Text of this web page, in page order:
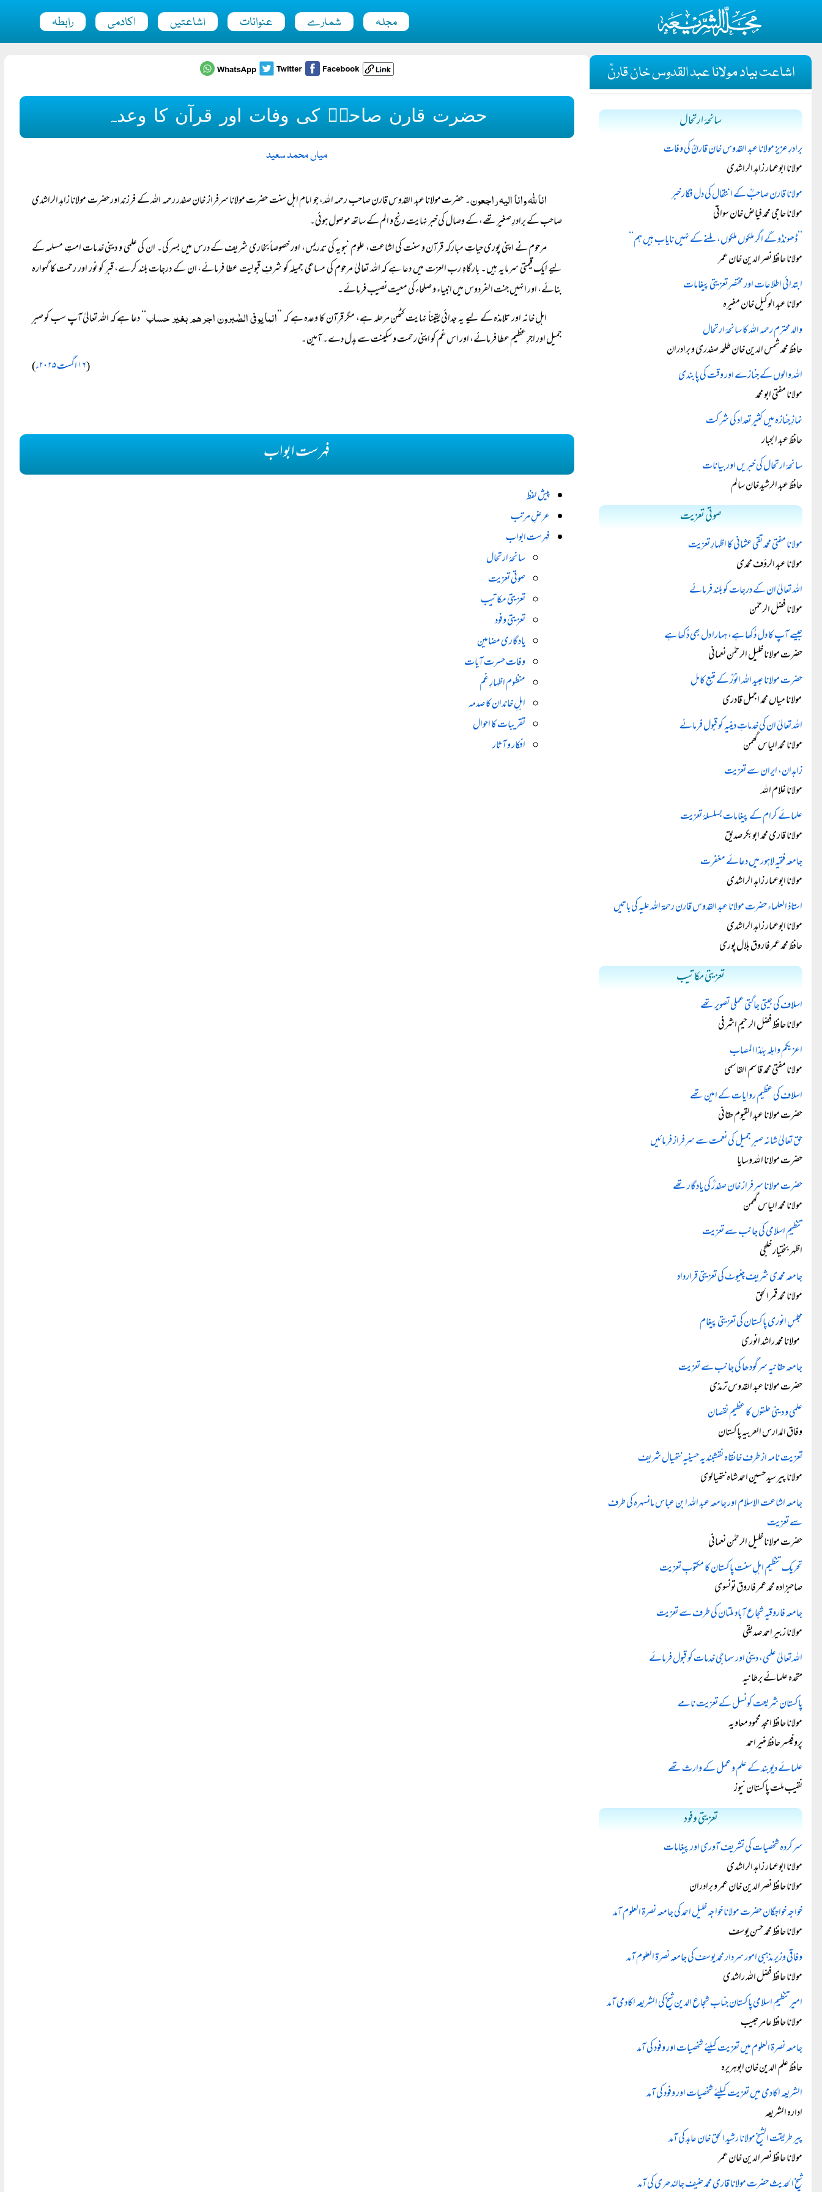
مجلہ شمارے عنوانات اشاعتیں اکادمی رابطہ
حضرت قارن صاحبؒ کی وفات اور قرآن کا وعدہ
میاں محمد سعید
انا للہ وانا الیہ راجعون۔ حضرت مولانا عبد القدوس قارن صاحب رحمہ اللہ، جو امام اہل سنت حضرت مولانا سرفراز خان صفدر رحمہ اللہ کے فرزند اور حضرت مولانا زاہد الراشدی
صاحب کے برادرِ صغیر تھے، کے وصال کی خبر نہایت رنج و الم کے ساتھ موصول ہوئی۔
مرحوم نے اپنی پوری حیاتِ مبارکہ قرآن و سنت کی اشاعت، علومِ نبویہ کی تدریس، اور خصوصاً بخاری شریف کے درس میں بسر کی۔ ان کی علمی و دینی خدمات امتِ مسلمہ کے
لیے ایک قیمتی سرمایہ ہیں۔ بارگاہِ رب العزت میں دعا ہے کہ اللہ تعالیٰ مرحوم کی مساعی جمیلہ کو شرفِ قبولیت عطا فرمائے، ان کے درجات بلند کرے، قبر کو نور اور رحمت کا گہوارہ
بنائے، اور انہیں جنت الفردوس میں انبیاء و صلحاء کی معیت نصیب فرمائے۔
اہلِ خانہ اور تلامذہ کے لیے یہ جدائی یقیناً نہایت کٹھن مرحلہ ہے، مگر قرآن کا وعدہ ہے کہ ’’ انما یوفی الصٰبرون اجرھم بغیر حساب‘‘ دعا ہے کہ اللہ تعالیٰ آپ سب کو صبرِ
جمیل اور اجرِ عظیم عطا فرمائے، اور اس غم کو اپنی رحمت و سکینت سے بدل دے۔ آمین۔
(۱۶ اگست ۲۰۲۵ء )
فہرست ابواب
پیش لفظ
عرضِ مرتب
فہرست ابواب
سانحۂ ارتحال
صوتی تعزیت
تعزیتی مکاتیب
تعزیتی وفود
یادگاری مضامین
وفات حسرت آیات
منظوم اظہارِ غم
اہلِ خاندان کا صدمہ
تقریبات کا احوال
افکار و آثار
اشاعت بیاد مولانا عبد القدوس خان قارنؒ
سانحۂ ارتحال
برادرِ عزیز مولانا عبد القدوس خان قارنؒ کی وفات
مولانا ابوعمار زاہد الراشدی
مولانا قارن صاحبؒ کے انتقال کی دل فگار خبر
مولانا حاجی محمد فیاض خان سواتی
’’ڈھونڈو گے اگر ملکوں ملکوں، ملنے کے نہیں نایاب ہیں ہم‘‘
مولانا حافظ نصر الدین خان عمر
ابتدائی اطلاعات اور مختصر تعزیتی پیغامات
مولانا عبد الوکیل خان مغیرہ
والد محترم رحمہ اللہ کا سانحۂ ارتحال
حافظ محمد شمس الدین خان طلحہ صفدری و برادران
اللہ والوں کے جنازے اور وقت کی پابندی
مولانا مفتی ابو محمد
نمازِ جنازہ میں کثیر تعداد کی شرکت
حافظ عبد الجبار
سانحۂ ارتحال کی خبریں اور بیانات
حافظ عبد الرشید خان سالم
صوتی تعزیت
مولانا مفتی محمد تقی عثمانی کا اظہارِ تعزیت
مولانا عبد الرؤف محمدی
اللہ تعالیٰ ان کے درجات کو بلند فرمائے
مولانا فضل الرحمٰن
جیسے آپ کا دل دُکھا ہے، ہمارا دل بھی دُکھا ہے
حضرت مولانا خلیل الرحمٰن نعمانی
حضرت مولانا عبید اللہ انورؒ کے متبعِ کامل
مولانا میاں محمد اجمل قادری
اللہ تعالیٰ ان کی خدماتِ دینیہ کو قبول فرمائے
مولانا محمد الیاس گھمن
زاہدان، ایران سے تعزیت
مولانا غلام اللہ
علمائے کرام کے پیغامات بسلسلۂ تعزیت
مولانا قاری محمد ابوبکر صدیق
جامعہ فتحیہ لاہور میں دعائے مغفرت
مولانا ابوعمار زاہد الراشدی
استاذ العلماء حضرت مولانا عبد القدوس قارن رحمۃ اللہ علیہ کی باتیں
مولانا ابوعمار زاہد الراشدی
حافظ محمد عمرفاروق بلال پوری
تعزیتی مکاتیب
اسلاف کی جیتی جاگتی عملی تصویر تھے
مولانا حافظ فضل الرحیم اشرفی
اعزيكم واهله بهٰذا المصاب
مولانا مفتی محمد قاسم القاسمی
اسلاف کی عظیم روایات کے امین تھے
حضرت مولانا عبد القیوم حقانی
حق تعالیٰ شانہ صبرِ جمیل کی نعمت سے سرفراز فرمائیں
حضرت مولانا اللہ وسایا
حضرت مولانا سرفراز خان صفدرؒ کی یادگار تھے
مولانا محمد الیاس گھمن
تنظیمِ اسلامی کی جانب سے تعزیت
اظہر بختیار خلجی
جامعہ محمدی شریف چنیوٹ کی تعزیتی قرارداد
مولانا محمد قمر الحق
مجلسِ انوری پاکستان کی تعزیتی پیغام
مولانا محمد راشد انوری
جامعہ حقانیہ سرگودھا کی جانب سے تعزیت
حضرت مولانا عبد القدوس ترمذی
علمی و دینی حلقوں کا عظیم نقصان
وفاق المدارس العربیہ پاکستان
تعزیت نامہ از طرف خانقاہ نقشبندیہ حسینیہ نتھیال شریف
مولانا پیر سید حسین احمد شاہ نتھیالوی
جامعہ اشاعت الاسلام اور جامعہ عبد اللہ ابن عباس مانسہرہ کی طرف
سے تعزیت
حضرت مولانا خلیل الرحمٰن نعمانی
تحریک تنظیم اہلِ سنت پاکستان کا مکتوبِ تعزیت
صاحبزادہ محمد عمر فاروق تونسوی
جامعہ فاروقیہ شجاع آباد ملتان کی طرف سے تعزیت
مولانا زبیر احمد صدیقی
اللہ تعالیٰ علمی، دینی اور سماجی خدمات کو قبول فرمائے
متحدہ علمائے برطانیہ
پاکستان شریعت کونسل کے تعزیت نامے
مولانا حافظ امجد محمود معاویہ
پروفیسر حافظ منیر احمد
علمائے دیوبند کے علم و عمل کے وارث تھے
نقیب ملت پاکستان نیوز
تعزیتی وفود
سرکردہ شخصیات کی تشریف آوری اور پیغامات
مولانا ابوعمار زاہد الراشدی
مولانا حافظ نصر الدین خان عمر و برادران
خواجہ خواجگان حضرت مولانا خواجہ خلیل احمد کی جامعہ نصرۃ العلوم آمد
مولانا حافظ محمد حسن یوسف
وفاقی وزیر مذہبی امور سردار محمد یوسف کی جامعہ نصرۃ العلوم آمد
مولانا حافظ فضل اللہ راشدی
امیرتنظیمِ اسلامی پاکستان جناب شجاع الدین شیخ کی الشریعہ اکادمی آمد
مولانا حافظ عامر حبیب
جامعہ نصرۃ العلوم میں تعزیت کیلئے شخصیات اور وفود کی آمد
حافظ علم الدین خان ابوہریرہ
الشریعہ اکادمی میں تعزیت کیلئے شخصیات اور وفود کی آمد
ادارہ الشریعہ
پیر طریقت الشیخ مولانا رشید الحق خان عابد کی آمد
مولانا حافظ نصر الدین خان عمر
شیخ الحدیث حضرت مولانا قاری محمد حنیف جالندھری کی آمد